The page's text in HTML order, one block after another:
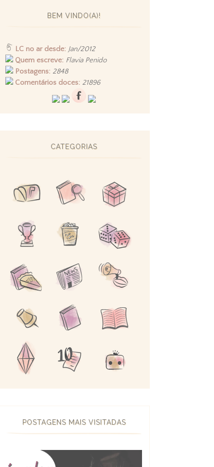
BEM VINDO(A)!
LC no ar desde: Jan/2012
Quem escreve: Flavia Penido
Postagens: 2848
Comentários doces: 21896
CATEGORIAS
POSTAGENS MAIS VISITADAS